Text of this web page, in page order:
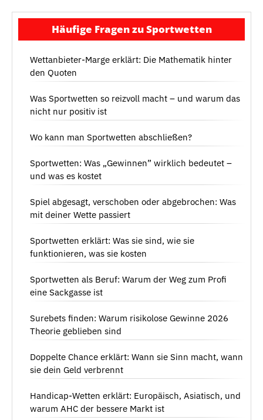
Häufige Fragen zu Sportwetten
Wettanbieter-Marge erklärt: Die Mathematik hinter
den Quoten
Was Sportwetten so reizvoll macht – und warum das
nicht nur positiv ist
Wo kann man Sportwetten abschließen?
Sportwetten: Was „Gewinnen” wirklich bedeutet –
und was es kostet
Spiel abgesagt, verschoben oder abgebrochen: Was
mit deiner Wette passiert
Sportwetten erklärt: Was sie sind, wie sie
funktionieren, was sie kosten
Sportwetten als Beruf: Warum der Weg zum Profi
eine Sackgasse ist
Surebets finden: Warum risikolose Gewinne 2026
Theorie geblieben sind
Doppelte Chance erklärt: Wann sie Sinn macht, wann
sie dein Geld verbrennt
Handicap-Wetten erklärt: Europäisch, Asiatisch, und
warum AHC der bessere Markt ist